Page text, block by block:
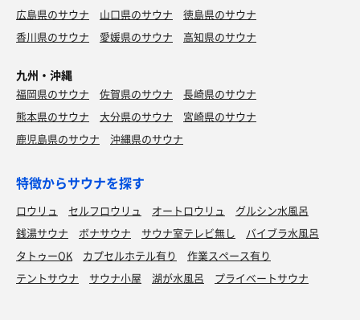
広島県のサウナ
山口県のサウナ
徳島県のサウナ
香川県のサウナ
愛媛県のサウナ 高知県のサウナ
九州・沖縄
福岡県のサウナ 佐賀県のサウナ
長崎県のサウナ
熊本県のサウナ
大分県のサウナ
宮崎県のサウナ
鹿児島県のサウナ
沖縄県のサウナ
特徴からサウナを探す
ロウリュ セルフロウリュ オートロウリュ
グルシン水風呂
銭湯サウナ
ボナサウナ サウナ室テレビ無し
バイブラ水風呂
タトゥーOK
カプセルホテル有り
作業スペース有り
テントサウナ
サウナ小屋 湖が水風呂 プライベートサウナ